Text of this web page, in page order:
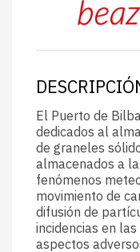
El Puerto de
dedicados al
de graneles
almacenados a
fenómenos
movimiento de
difusión de
incidencias en
aspectos